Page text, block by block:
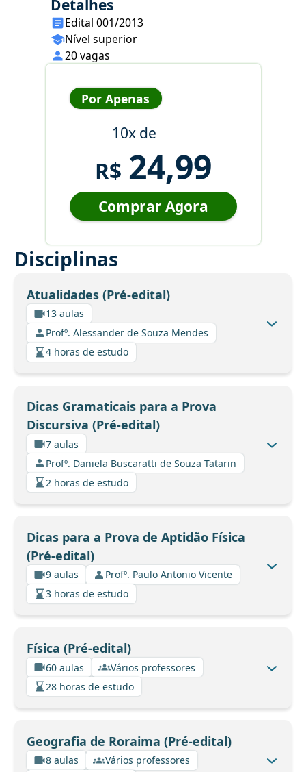
Detalhes
Edital 001/2013
Nível superior
20 vagas
Por Apenas
10x de
R$ 24,99
Comprar Agora
Disciplinas
Atualidades (Pré-edital)
13 aulas
Profº. Alessander de Souza Mendes
4 horas de estudo
Dicas Gramaticais para a Prova
Discursiva (Pré-edital)
7 aulas
Profº. Daniela Buscaratti de Souza Tatarin
2 horas de estudo
Dicas para a Prova de Aptidão Física
(Pré-edital)
9 aulas
Profº. Paulo Antonio Vicente
3 horas de estudo
Física (Pré-edital)
60 aulas
Vários professores
28 horas de estudo
Geografia de Roraima (Pré-edital)
8 aulas
Vários professores